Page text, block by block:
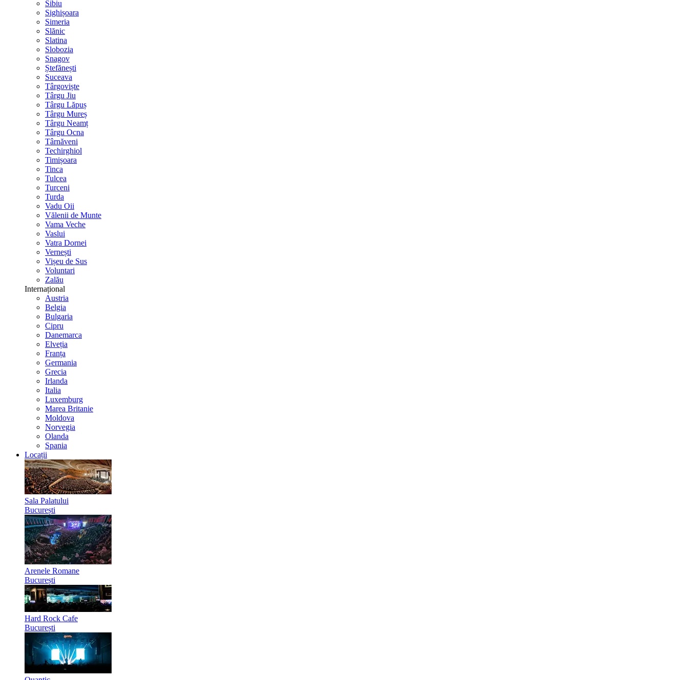
Sibiu
Sighișoara
Simeria
Slănic
Slatina
Slobozia
Snagov
Ștefănești
Suceava
Târgoviște
Târgu Jiu
Târgu Lăpuș
Târgu Mureș
Târgu Neamț
Târgu Ocna
Târnăveni
Techirghiol
Timișoara
Tinca
Tulcea
Turceni
Turda
Vadu Oii
Vălenii de Munte
Vama Veche
Vaslui
Vatra Dornei
Vernești
Vișeu de Sus
Voluntari
Zalău
Internațional
Austria
Belgia
Bulgaria
Cipru
Danemarca
Elveția
Franța
Germania
Grecia
Irlanda
Italia
Luxemburg
Marea Britanie
Moldova
Norvegia
Olanda
Spania
Locații
Sala Palatului
București
Arenele Romane
București
Hard Rock Cafe
București